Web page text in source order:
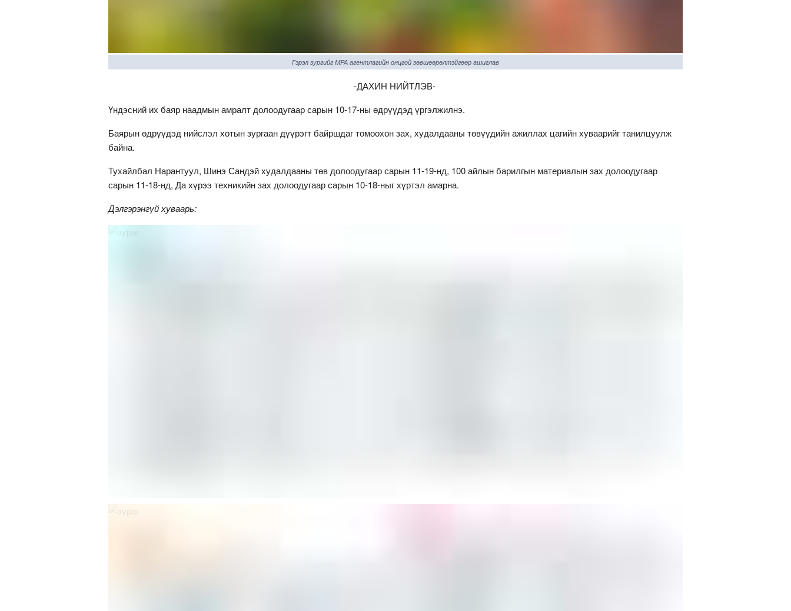
Гэрэл зургийг MPA агентлагийн онцгой зөвшөөрөлтэйгөөр ашиглав
-ДАХИН НИЙТЛЭВ-
Үндэсний их баяр наадмын амралт долоодугаар сарын 10-17-ны өдрүүдэд үргэлжилнэ.
Баярын өдрүүдэд нийслэл хотын зургаан дүүрэгт байршдаг томоохон зах, худалдааны төвүүдийн ажиллах цагийн хуваарийг танилцуулж
байна.
Тухайлбал Нарантуул, Шинэ Сандэй худалдааны төв долоодугаар сарын 11-19-нд, 100 айлын барилгын материалын зах долоодугаар
сарын 11-18-нд, Да хүрээ техникийн зах долоодугаар сарын 10-18-ныг хүртэл амарна.
Дэлгэрэнгүй хуваарь: